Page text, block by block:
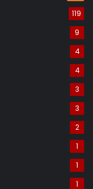
119
9
4
4
3
3
2
1
1
1